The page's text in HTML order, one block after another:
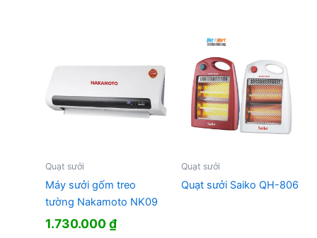
2.950.000 ₫.
Quạt sưởi
Máy sưởi gốm treo
tường Nakamoto NK09
1.730.000₫
Quạt sưởi
Quạt sưởi Saiko QH-806